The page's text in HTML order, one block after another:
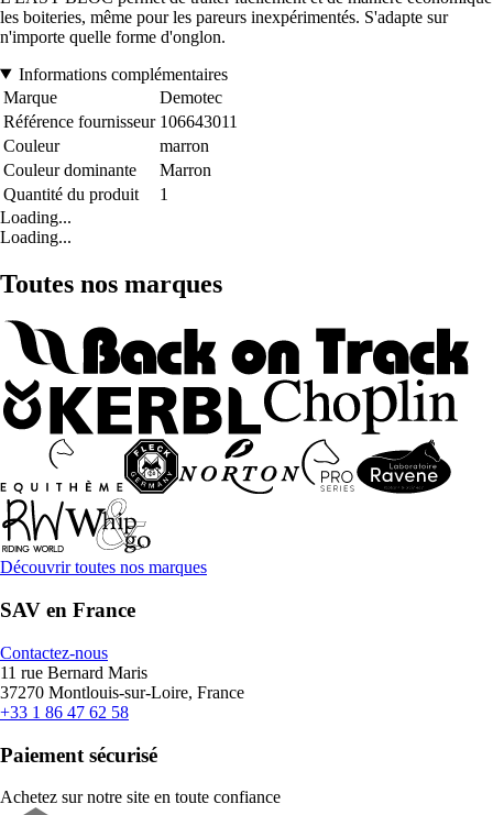
les boiteries, même pour les pareurs inexpérimentés. S'adapte sur
n'importe quelle forme d'onglon.
Informations complémentaires
Marque
Demotec
Référence fournisseur 106643011
Couleur
marron
Couleur dominante
Marron
Quantité du produit
1
Loading...
Loading...
Toutes nos marques
Découvrir toutes nos marques
SAV en France
Contactez-nous
11 rue Bernard Maris
37270 Montlouis-sur-Loire, France
+33 1 86 47 62 58
Paiement sécurisé
Achetez sur notre site en toute confiance